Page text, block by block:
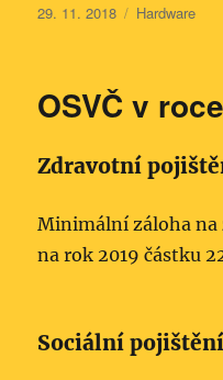
Publikováno:
29. 11. 2018 Rubriky:
Hardware
OSVČ v
Zdravotní
Minimální záloha na
na rok 2019 částku
Sociální pojištění